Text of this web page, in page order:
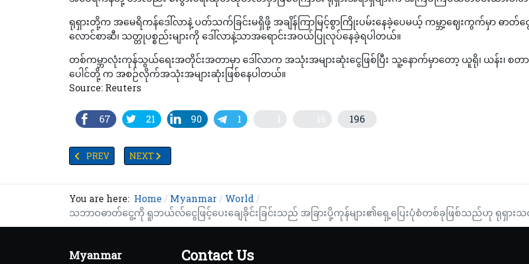
ရုရှားတို့က အမေရိကန်ဒေါ်လာနဲ့ ပတ်သက်ခြင်းမရှိဖို့ အချိန်ကြာမြင့်စွာကြိုးပမ်းနေခဲ့ပေမယ့် ကမ္ဘာ့ဈေးကွက်မှာ ဓာတ်ငွေ့
လောင်စာဆီ၊ သတ္တုပစ္စည်းများကို ဒေါ်လာနဲ့သာအရောင်းအဝယ်ပြုလုပ်နေခဲ့ရပါတယ်။
တစ်ကမ္ဘာလုံးကုန်သွယ်ရေးအတိုင်းအတာမှာ ဒေါ်လာက အသုံးအများဆုံးငွေဖြစ်ပြီး သူ့နောက်မှာတော့ ယူရို၊ ယန်း၊ စတ
ပေါင်တို့ က အစဉ်လိုက်အသုံးအများဆုံးဖြစ်နေပါတယ်။
Source: Reuters
67 21 90 1 1 16 196
PREVIOUS ARTICLE: ဟင်းချက်ဆီကို လောင်စာအသုံးပြု၍ AIRBUS A380 SUPERJUMBO လေယာဉ်ကြီး (၃)နာရီခရီးအောင်မြ
PREV NEXT ARTICLE: ကိုဗစ်နောက်ဆက်တွဲ လက္ခဏာများနှင့် ဘယ်လိုအခြေအနေမှာ ဆေးကုသမှုခံယူဖို့လိုမလဲ
NEXT
You are here: Home Myanmar
World
သဘာဝဓာတ်ငွေ့ကို ရူဘယ်လ်ငွေဖြင့်ပေးချေခိုင်းခြင်းသည် အခြားပို့ကုန်များ၏ရှေ့ပြေးပုံစံတစ်ခုဖြစ်သည်ဟု ရုရှား
Myanmar Contact Us